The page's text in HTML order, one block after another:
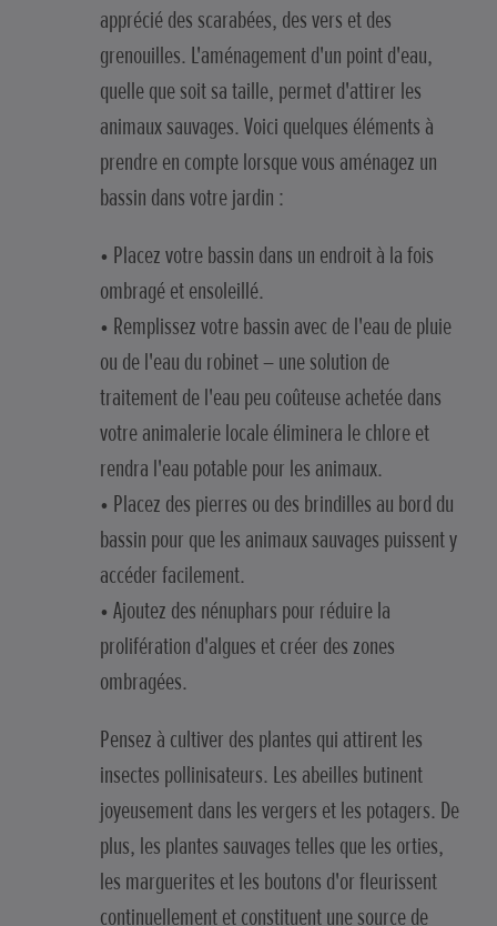
apprécié des scarabées, des vers et des
grenouilles. L'aménagement d'un point d'eau,
quelle que soit sa taille, permet d'attirer les
animaux sauvages. Voici quelques éléments à
prendre en compte lorsque vous aménagez un
bassin dans votre jardin :
• Placez votre bassin dans un endroit à la fois
ombragé et ensoleillé.
• Remplissez votre bassin avec de l'eau de pluie
ou de l'eau du robinet – une solution de
traitement de l'eau peu coûteuse achetée dans
votre animalerie locale éliminera le chlore et
rendra l'eau potable pour les animaux.
• Placez des pierres ou des brindilles au bord du
bassin pour que les animaux sauvages puissent y
accéder facilement.
• Ajoutez des nénuphars pour réduire la
prolifération d'algues et créer des zones
ombragées.
Pensez à cultiver des plantes qui attirent les
insectes pollinisateurs. Les abeilles butinent
joyeusement dans les vergers et les potagers. De
plus, les plantes sauvages telles que les orties,
les marguerites et les boutons d'or fleurissent
continuellement et constituent une source de